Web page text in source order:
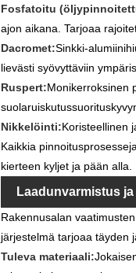
Fosfatoitu
ajon aikana. Tarjoaa
Dacromet:Sinkki-
lievästi syövyttäviin
Ruspert:Monikerroksinen
Nikkelöinti:Koristeellinen
Kaikkia
kierteen kyljet ja pään alla.
Laadunvarmistus
Rakennusalan
järjestelmä tarjoaa täyden
Tuleva materiaali: